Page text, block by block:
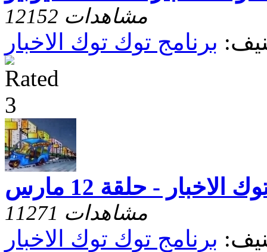
12152 مشاهدات
برنامج توك توك الاخبار
الاخبار - حلقة 12 مارس
11271 مشاهدات
برنامج توك توك الاخبار